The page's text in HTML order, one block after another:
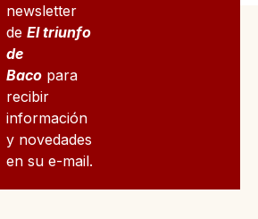
newsletter
deEl triunfo
de
Baco para
recibir
información
y novedades
en su e-mail.